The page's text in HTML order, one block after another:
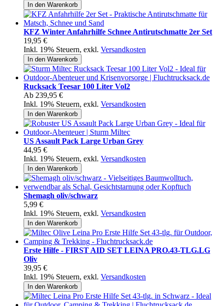
In den Warenkorb
KFZ Winter Anfahrhilfe Schnee Antirutschmatte 2er Set
19,95 €
Inkl. 19% Steuern, exkl. Versandkosten
In den Warenkorb
Rucksack Teesar 100 Liter Vol2
Ab 239,95 €
Inkl. 19% Steuern, exkl. Versandkosten
In den Warenkorb
US Assault Pack Large Urban Grey
44,95 €
Inkl. 19% Steuern, exkl. Versandkosten
In den Warenkorb
Shemagh oliv/schwarz
5,99 €
Inkl. 19% Steuern, exkl. Versandkosten
In den Warenkorb
Erste Hilfe - FIRST AID SET LEINA PRO.43-TLG.LG
Oliv
39,95 €
Inkl. 19% Steuern, exkl. Versandkosten
In den Warenkorb